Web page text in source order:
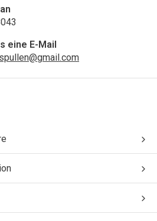
eine E-Mail